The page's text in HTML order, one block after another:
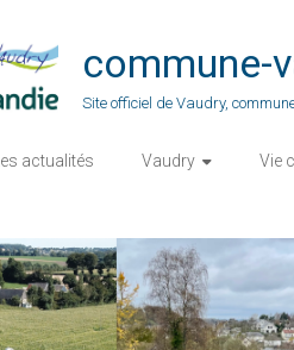
commune-
Site officiel de Vaudry,
Les actualités Vaudry Vie